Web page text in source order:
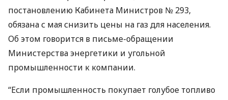
постановлению Кабинета Министров № 293,
обязана с мая снизить цены на газ для населения.
Об этом говорится в письме-обращении
Министерства энергетики и угольной
промышленности к компании.
“Если промышленность покупает голубое топливо